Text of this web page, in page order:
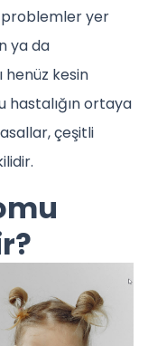
problemler yer
ya da
henüz kesin
hastalığın ortaya
çeşitli